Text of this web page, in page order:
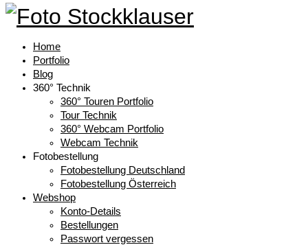
Home
Portfolio
Blog
360° Technik
360° Touren Portfolio
Tour Technik
360° Webcam Portfolio
Webcam Technik
Fotobestellung
Fotobestellung Deutschland
Fotobestellung Österreich
Webshop
Konto-Details
Bestellungen
Passwort vergessen